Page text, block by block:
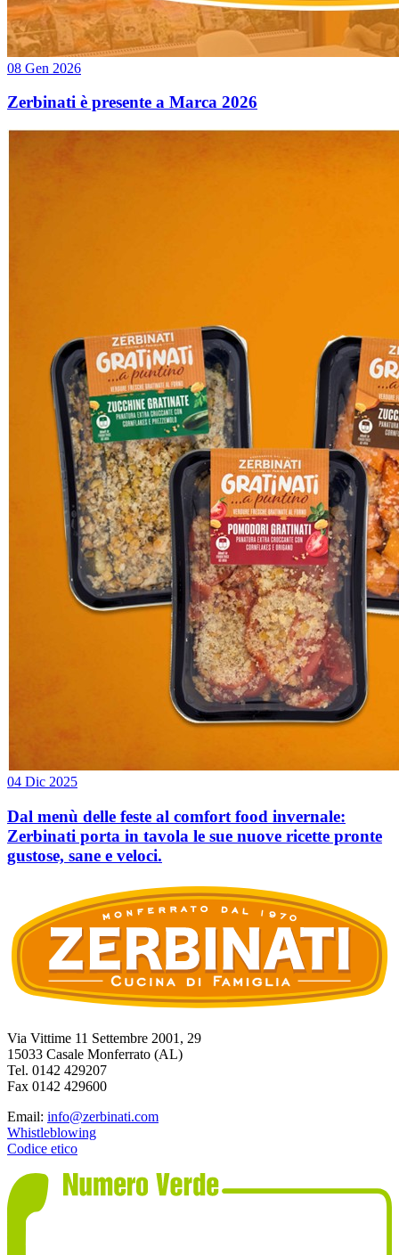
08 Gen 2026
Zerbinati è presente a Marca 2026
04 Dic 2025
Dal menù delle feste al comfort food invernale:
Zerbinati porta in tavola le sue nuove ricette pronte
gustose, sane e veloci.
Via Vittime 11 Settembre 2001, 29
15033 Casale Monferrato (AL)
Tel. 0142 429207
Fax 0142 429600
Email: info@zerbinati.com
Whistleblowing
Codice etico